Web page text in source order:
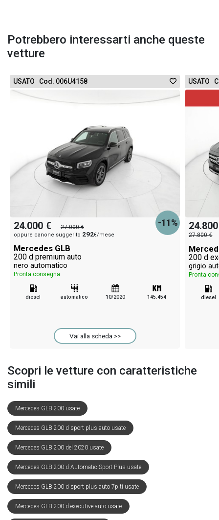
Potrebbero interessarti anche queste
vetture
USATO Cod. 006U4158
-11%
24.000 € 27.000 €
oppure canone suggerito 292€/mese
Mercedes GLB
200 d premium auto
nero automatico
Pronta consegna
diesel automatico 10/2020 145.454
Vai alla scheda >>
USATO
27.800 €
200 d
grigio
Pronta
diesel
Scopri le vetture con caratteristiche
simili
Mercedes GLB 200 usate
Mercedes GLB 200 d sport plus auto usate
Mercedes GLB 200 del 2020 usate
Mercedes GLB 200 d Automatic Sport Plus usate
Mercedes GLB 200 d sport plus auto 7p.ti usate
Mercedes GLB 200 d executive auto usate